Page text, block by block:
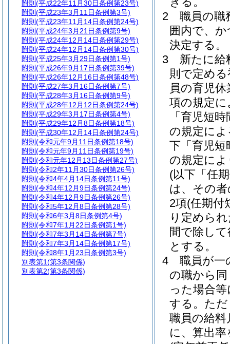
2
職員の職
囲内で、
決定する。
3
新たに給
則で定め
員の育児
項の規定
「育児短
の規定に
下「育児短
の規定に
(以下「任
は、その
2項(任期付
り定めら
間で除し
とする。
4
職員が一
の職から
った場合
する。 た
職員の給
に、算出
附則 (平成22年11月30日条例第23号)
附則 (平成23年3月11日条例第3号)
附則 (平成23年11月14日条例第24号)
附則 (平成24年3月21日条例第9号)
附則 (平成24年12月14日条例第29号)
附則 (平成24年12月14日条例第30号)
附則 (平成25年3月29日条例第1号)
附則 (平成26年9月17日条例第39号)
附則 (平成26年12月16日条例第48号)
附則 (平成27年3月16日条例第7号)
附則 (平成28年3月16日条例第9号)
附則 (平成28年12月12日条例第24号)
附則 (平成29年3月17日条例第4号)
附則 (平成29年12月8日条例第18号)
附則 (平成30年12月14日条例第24号)
附則 (令和元年9月11日条例第18号)
附則 (令和元年9月11日条例第19号)
附則 (令和元年12月13日条例第27号)
附則 (令和2年11月30日条例第26号)
附則 (令和4年4月14日条例第11号)
附則 (令和4年12月9日条例第24号)
附則 (令和4年12月9日条例第26号)
附則 (令和5年12月8日条例第28号)
附則 (令和6年3月8日条例第4号)
附則 (令和7年1月22日条例第1号)
附則 (令和7年3月14日条例第7号)
附則 (令和7年3月14日条例第17号)
附則 (令和8年1月23日条例第3号)
別表第1(第3条関係)
別表第2(第3条関係)